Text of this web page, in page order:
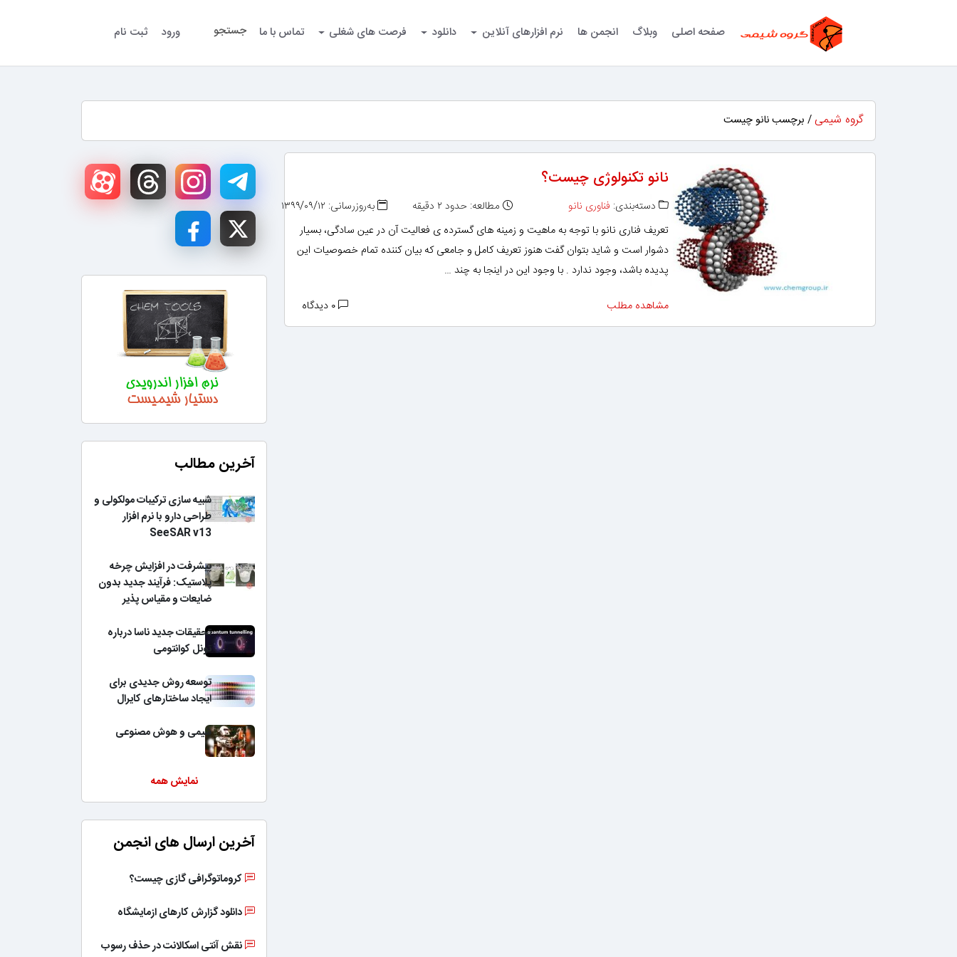
صفحه اصلی وبلاگ انجمن ها نرم افزارهای آنلاین دانلود فرصت های شغلی تماس با ما جستجو ورود ثبت نام
گروه شیمی / برچسب نانو چیست
نانو تکنولوژی چیست؟
دسته‌بندی: فناوری نانو مطالعه: حدود ۲ دقیقه
به‌روزرسانی: ۱۳۹۹/۰۹/۱۲
تعریف فناری نانو با توجه به ماهیت و زمینه های گسترده ی فعالیت آن در عین سادگی، بسیار
دشوار است و شاید بتوان گفت هنوز تعریف کامل و جامعی که بیان کننده تمام خصوصیات این
پدیده باشد، وجود ندارد . با وجود این در اینجا به چند …
مشاهده مطلب
آخرین مطالب
شبیه سازی ترکیبات مولکولی و
طراحی دارو با نرم افزار
SeeSAR v13
پیشرفت در افزایش چرخه
پلاستیک: فرآیند جدید بدون
ضایعات و مقیاس پذیر
تحقیقات جدید ناسا درباره
تونل کوانتومی
توسعه روش جدیدی برای
ایجاد ساختارهای کایرال
شیمی و هوش مصنوعی
نمایش همه
آخرین ارسال های انجمن
کروماتوگرافی گازی چیست؟
دانلود گزارش کارهای ازمایشگاه
نقش آنتی اسکالانت در حذف رسوب